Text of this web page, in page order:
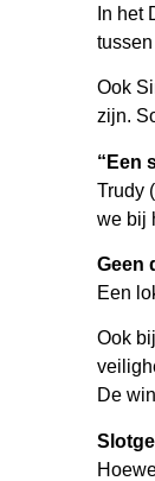
In het
Ook
zijn.
“Een
Trudy
we bij
Geen
Een
Ook
De